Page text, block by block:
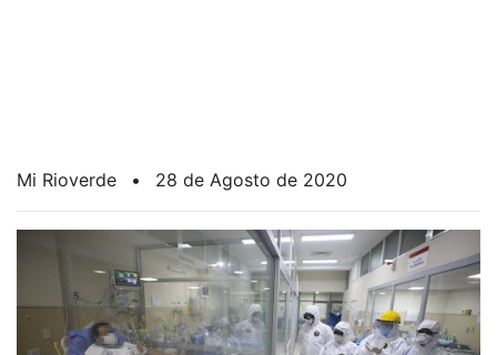
Mi Rioverde • 28 de Agosto de 2020